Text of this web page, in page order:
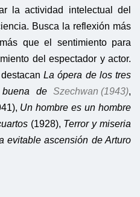
la actividad intelectual del
Busca la reflexión más
que el sentimiento para
del espectador y actor.
destacanLa ópera de los tres
buena deSzechwan (1943),
Un hombre es un hombre
(1928), Terror y miseria
evitable ascensión de Arturo